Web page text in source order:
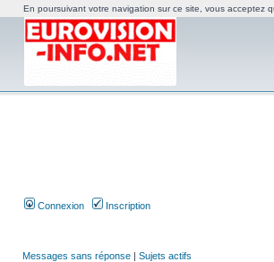
Connexion Inscription
Messages sans réponse | Sujets actifs
En poursuivant votre navigation sur ce site, vous acceptez